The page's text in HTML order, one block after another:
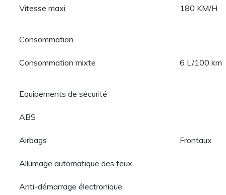
Vitesse maxi 180 KM/H
Consommation
Consommation mixte 6 L/100 km
Equipements de sécurité
ABS
Airbags Frontaux
Allumage automatique des feux
Anti-démarrage électronique